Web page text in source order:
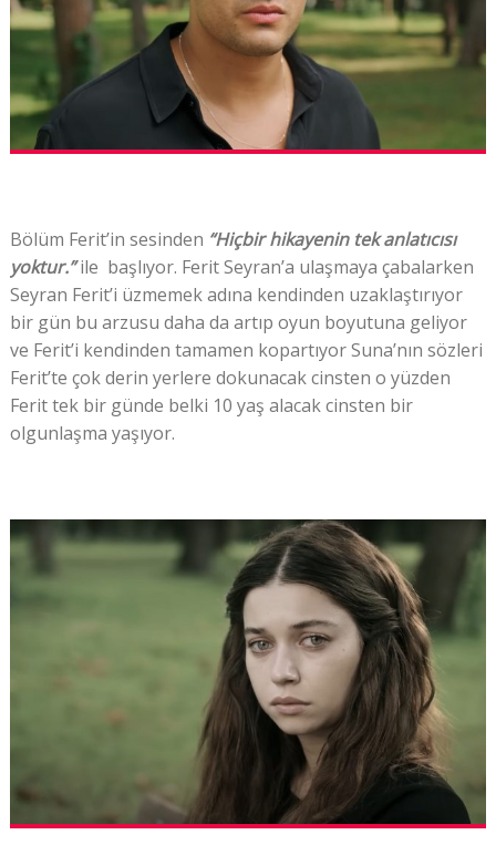
Bölüm Ferit’in sesinden “Hiçbir hikayenin tek anlatıcısı
yoktur.”ile başlıyor. Ferit Seyran’a ulaşmaya çabalarken
Seyran Ferit’i üzmemek adına kendinden uzaklaştırıyor
bir gün bu arzusu daha da artıp oyun boyutuna geliyor
ve Ferit’i kendinden tamamen kopartıyor Suna’nın sözleri
Ferit’te çok derin yerlere dokunacak cinsten o yüzden
Ferit tek bir günde belki 10 yaş alacak cinsten bir
olgunlaşma yaşıyor.